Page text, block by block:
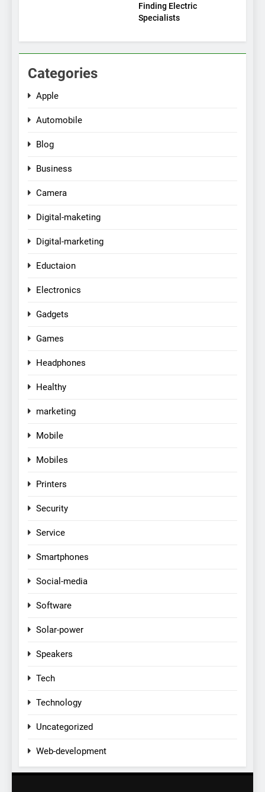
Finding Electric
Specialists
Categories
Apple
Automobile
Blog
Business
Camera
Digital-maketing
Digital-marketing
Eductaion
Electronics
Gadgets
Games
Headphones
Healthy
marketing
Mobile
Mobiles
Printers
Security
Service
Smartphones
Social-media
Software
Solar-power
Speakers
Tech
Technology
Uncategorized
Web-development